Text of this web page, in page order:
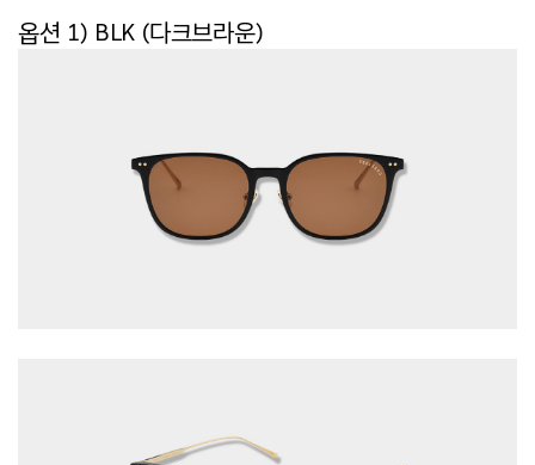
옵션 1) BLK (다크브라운)